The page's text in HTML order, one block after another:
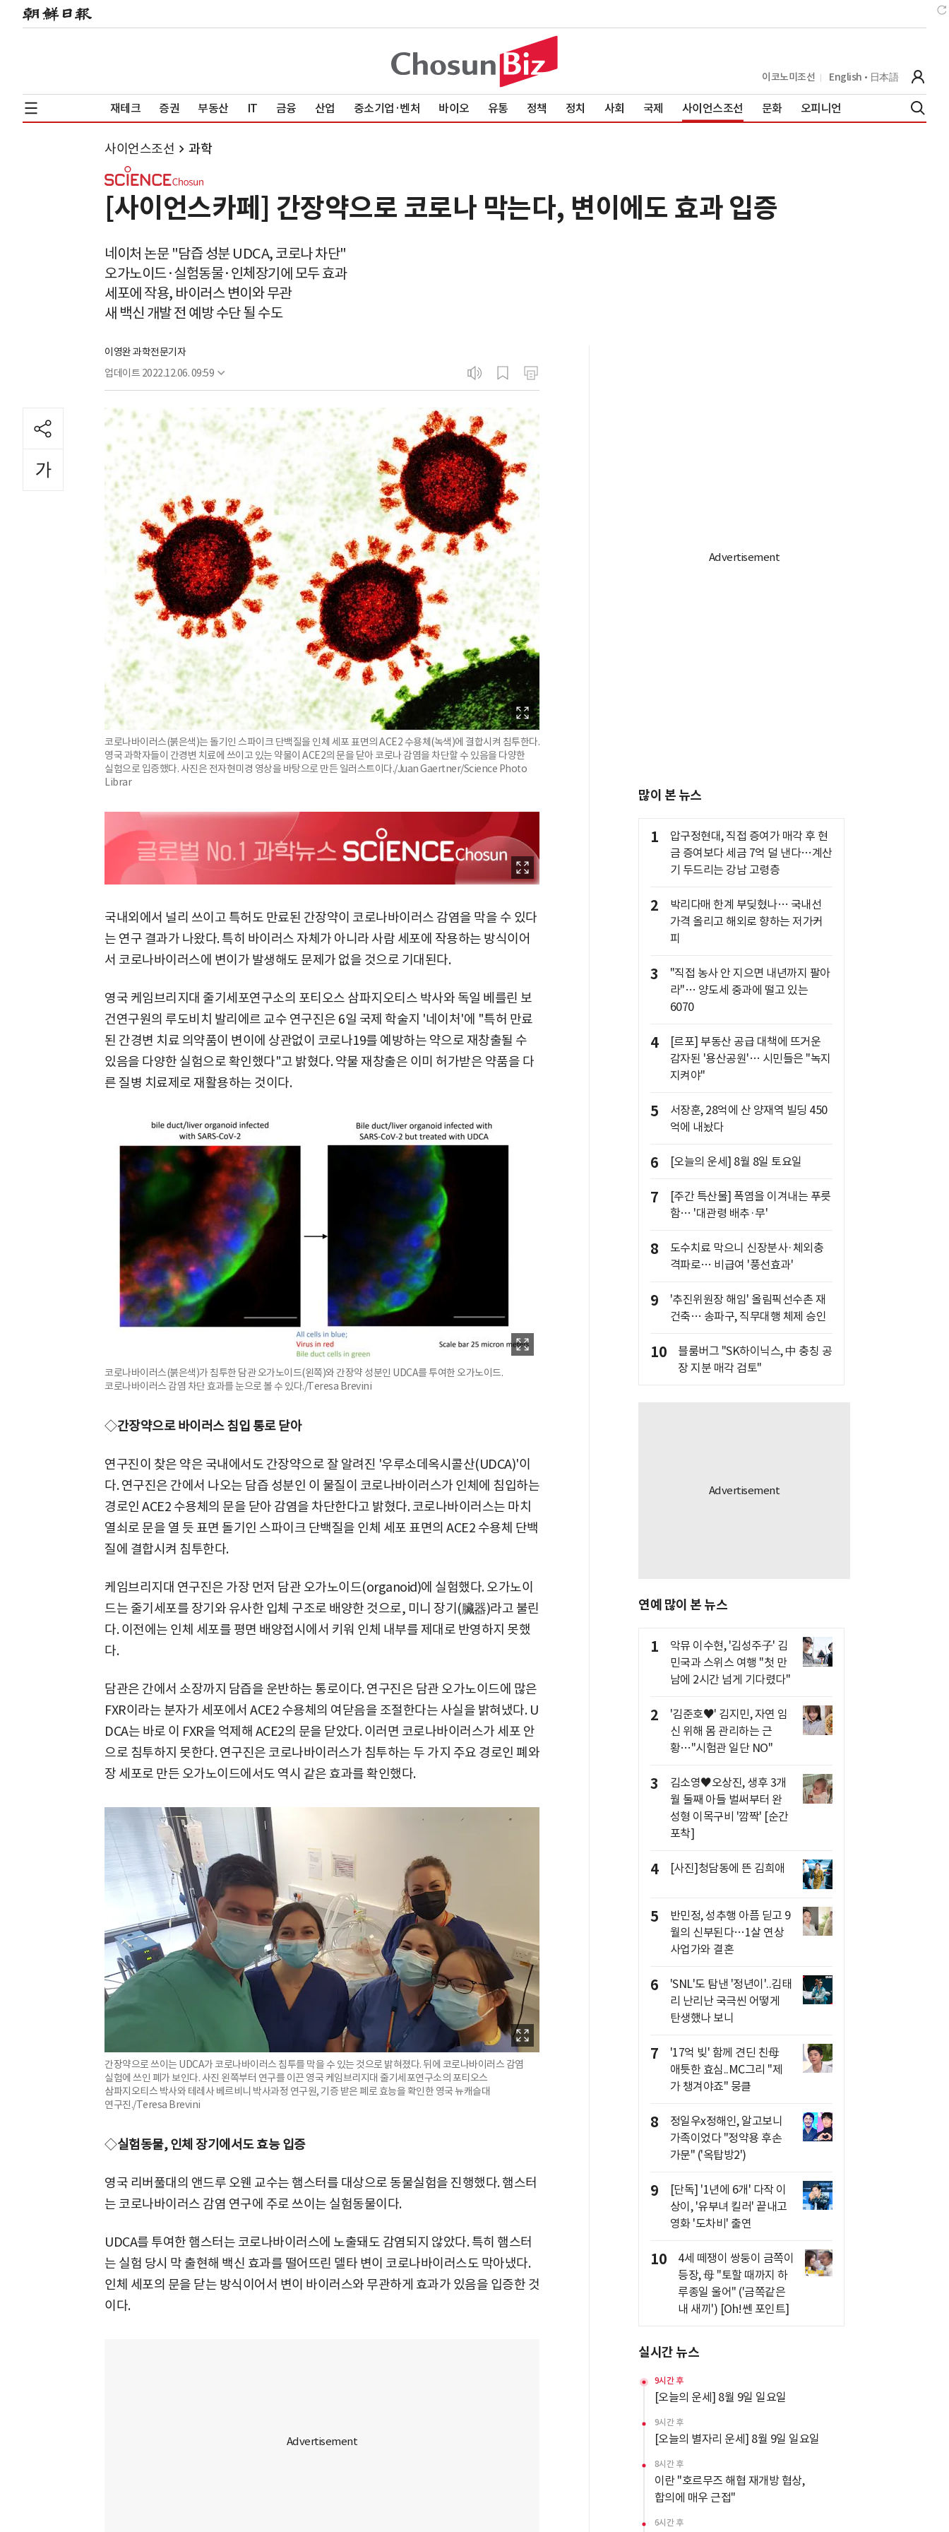
이코노미조선 English 日本語
재테크 증권 부동산 IT 금융 산업 중소기업·벤처 바이오 유통 정책 정치 사회 국제 사이언스조선 문화 오피니언
사이언스조선 과학
[사이언스카페] 간장약으로 코로나 막는다, 변이에도 효과 입증
네이처 논문 "담즙 성분 UDCA, 코로나 차단"
오가노이드·실험동물·인체장기에 모두 효과
세포에 작용, 바이러스 변이와 무관
새 백신 개발 전 예방 수단 될 수도
이영완 과학전문기자
업데이트 2022.12.06. 09:59
코로나바이러스(붉은색)는 돌기인 스파이크 단백질을 인체 세포 표면의 ACE2 수용체(녹색)에 결합시켜 침투한다.
영국 과학자들이 간경변 치료에 쓰이고 있는 약물이 ACE2의 문을 닫아 코로나 감염을 차단할 수 있음을 다양한
실험으로 입증했다. 사진은 전자현미경 영상을 바탕으로 만든 일러스트이다./Juan Gaertner/Science Photo
Librar
국내외에서 널리 쓰이고 특허도 만료된 간장약이 코로나바이러스 감염을 막을 수 있다
는 연구 결과가 나왔다. 특히 바이러스 자체가 아니라 사람 세포에 작용하는 방식이어
서 코로나바이러스에 변이가 발생해도 문제가 없을 것으로 기대된다.
영국 케임브리지대 줄기세포연구소의 포티오스 삼파지오티스 박사와 독일 베를린 보
건연구원의 루도비치 발리에르 교수 연구진은 6일 국제 학술지 '네이처'에 "특허 만료
된 간경변 치료 의약품이 변이에 상관없이 코로나19를 예방하는 약으로 재창출될 수
있음을 다양한 실험으로 확인했다"고 밝혔다. 약물 재창출은 이미 허가받은 약품을 다
른 질병 치료제로 재활용하는 것이다.
코로나바이러스(붉은색)가 침투한 담관 오가노이드(왼쪽)와 간장약 성분인 UDCA를 투여한 오가노이드.
코로나바이러스 감염 차단 효과를 눈으로 볼 수 있다./Teresa Brevini
◇간장약으로 바이러스 침입 통로 닫아
연구진이 찾은 약은 국내에서도 간장약으로 잘 알려진 '우루소데옥시콜산(UDCA)'이
다. 연구진은 간에서 나오는 담즙 성분인 이 물질이 코로나바이러스가 인체에 침입하는
경로인 ACE2 수용체의 문을 닫아 감염을 차단한다고 밝혔다. 코로나바이러스는 마치
열쇠로 문을 열 듯 표면 돌기인 스파이크 단백질을 인체 세포 표면의 ACE2 수용체 단백
질에 결합시켜 침투한다.
케임브리지대 연구진은 가장 먼저 담관 오가노이드(organoid)에 실험했다. 오가노이
드는 줄기세포를 장기와 유사한 입체 구조로 배양한 것으로, 미니 장기(臟器)라고 불린
다. 이전에는 인체 세포를 평면 배양접시에서 키워 인체 내부를 제대로 반영하지 못했
다.
담관은 간에서 소장까지 담즙을 운반하는 통로이다. 연구진은 담관 오가노이드에 많은
FXR이라는 분자가 세포에서 ACE2 수용체의 여닫음을 조절한다는 사실을 밝혀냈다. U
DCA는 바로 이 FXR을 억제해 ACE2의 문을 닫았다. 이러면 코로나바이러스가 세포 안
으로 침투하지 못한다. 연구진은 코로나바이러스가 침투하는 두 가지 주요 경로인 폐와
장 세포로 만든 오가노이드에서도 역시 같은 효과를 확인했다.
간장약으로 쓰이는 UDCA가 코로나바이러스 침투를 막을 수 있는 것으로 밝혀졌다. 뒤에 코로나바이러스 감염
실험에 쓰인 폐가 보인다. 사진 왼쪽부터 연구를 이끈 영국 케임브리지대 줄기세포연구소의 포티오스
삼파지오티스 박사와 테레사 베르비니 박사과정 연구원, 기증 받은 폐로 효능을 확인한 영국 뉴캐슬대
연구진./Teresa Brevini
◇실험동물, 인체 장기에서도 효능 입증
영국 리버풀대의 앤드루 오웬 교수는 햄스터를 대상으로 동물실험을 진행했다. 햄스터
는 코로나바이러스 감염 연구에 주로 쓰이는 실험동물이다.
UDCA를 투여한 햄스터는 코로나바이러스에 노출돼도 감염되지 않았다. 특히 햄스터
는 실험 당시 막 출현해 백신 효과를 떨어뜨린 델타 변이 코로나바이러스도 막아냈다.
인체 세포의 문을 닫는 방식이어서 변이 바이러스와 무관하게 효과가 있음을 입증한 것
이다.
많이 본 뉴스
1
압구정현대, 직접 증여가 매각 후 현
금 증여보다 세금 7억 덜 낸다…계산
기 두드리는 강남 고령층
2
박리다매 한계 부딪혔나… 국내선
가격 올리고 해외로 향하는 저가커
피
3
"직접 농사 안 지으면 내년까지 팔아
라"… 양도세 중과에 떨고 있는
6070
4
[르포] 부동산 공급 대책에 뜨거운
감자된 '용산공원'… 시민들은 "녹지
지켜야"
5
서장훈, 28억에 산 양재역 빌딩 450
억에 내놨다
6 [오늘의 운세] 8월 8일 토요일
7
[주간 특산물] 폭염을 이겨내는 푸릇
함… '대관령 배추·무'
8
도수치료 막으니 신장분사·체외충
격파로… 비급여 '풍선효과'
9
'추진위원장 해임' 올림픽선수촌 재
건축… 송파구, 직무대행 체제 승인
10
블룸버그 "SK하이닉스, 中 충칭 공
장 지분 매각 검토"
연예 많이 본 뉴스
1
악뮤 이수현, '김성주子' 김
민국과 스위스 여행 "첫 만
남에 2시간 넘게 기다렸다"
2
'김준호♥' 김지민, 자연 임
신 위해 몸 관리하는 근
황…"시험관 일단 NO"
3
김소영♥오상진, 생후 3개
월 둘째 아들 벌써부터 완
성형 이목구비 '깜짝' [순간
포착]
4 [사진]청담동에 뜬 김희애
5
반민정, 성추행 아픔 딛고 9
월의 신부된다…1살 연상
사업가와 결혼
6
'SNL'도 탐낸 '정년이'..김태
리 난리난 국극씬 어떻게
탄생했나 보니
7
'17억 빚' 함께 견딘 친母
애틋한 효심..MC그리 "제
가 챙겨야죠" 뭉클
8
정일우x정해인, 알고보니
가족이었다 "정약용 후손
가문" ('옥탑방2')
9
[단독] '1년에 6개' 다작 이
상이, '유부녀 킬러' 끝내고
영화 '도차비' 출연
10
4세 떼쟁이 쌍둥이 금쪽이
등장, 母 "토할 때까지 하
루종일 울어" ('금쪽같은
내 새끼') [Oh!쎈 포인트]
실시간 뉴스
9시간 후
[오늘의 운세] 8월 9일 일요일
9시간 후
[오늘의 별자리 운세] 8월 9일 일요일
8시간 후
이란 "호르무즈 해협 재개방 협상,
합의에 매우 근접"
6시간 후